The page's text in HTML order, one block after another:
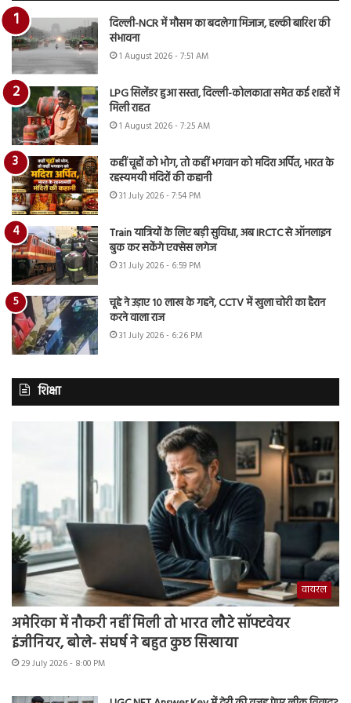
दिल्ली-NCR में मौसम का बदलेगा मिजाज, हल्की बारिश की
संभावना
1 August 2026 - 7:51 AM
LPG सिलेंडर हुआ सस्ता, दिल्ली-कोलकाता समेत कई शहरों में
मिली राहत
1 August 2026 - 7:25 AM
कहीं चूहों को भोग, तो कहीं भगवान को मदिरा अर्पित, भारत के
रहस्यमयी मंदिरों की कहानी
31 July 2026 - 7:54 PM
Train यात्रियों के लिए बड़ी सुविधा, अब IRCTC से ऑनलाइन
बुक कर सकेंगे एक्सेस लगेज
31 July 2026 - 6:59 PM
चूहे ने उड़ाए 10 लाख के गहने, CCTV में खुला चोरी का हैरान
करने वाला राज
31 July 2026 - 6:26 PM
शिक्षा
वायरल
अमेरिका में नौकरी नहीं मिली तो भारत लौटे सॉफ्टवेयर
इंजीनियर, बोले- संघर्ष ने बहुत कुछ सिखाया
29 July 2026 - 8:00 PM